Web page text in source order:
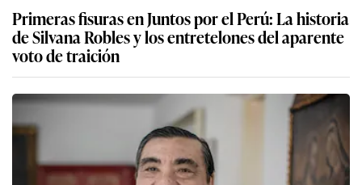
Primeras fisuras en Juntos por el Perú: La historia
de Silvana Robles y los entretelones del aparente
voto de traición